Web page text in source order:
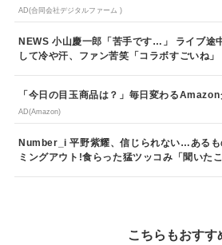
AD(合同会社デジタルファーム )
NEWS 小山慶一郎「苦手です…」 ライブ途
して冷や汗、ファン苦笑「コラボすごいね」
「今日の目玉商品は？」毎日変わる
AD(Amazon)
Number_i 平野紫耀、信じられない…あるも
ミングアウト!食らった猛ツッコみ「聞いた
こちらもおすす